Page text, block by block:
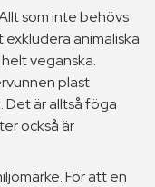
som inte behövs
animaliska
veganska.
plast
Det är alltså föga
också är
För att en